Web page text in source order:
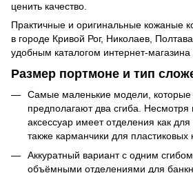
ценить качество.
Практичные и оригинальные кожаные
в городе Кривой Рог, Николаев,
удобным каталогом интернет-
Размер портмоне и тип
Самые маленькие модели, которые
предполагают два сгиба. Несмотря
аксессуар имеет отделения как
также карманчики для пластиковых
Аккуратный вариант с одним
объёмными отделениями для